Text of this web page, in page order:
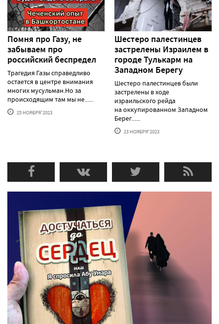
Помня про Газу, не
забываем про
российский беспредел
Трагедия Газы справедливо
остается в центре внимания
многих мусульман.Но за
происходящим там мы не......
25 НОЯБРЯ'2023
Шестеро палестинцев
застрелены Израилем в
городе Тулькарм на
Западном Берегу
Шестеро палестинцев были
застрелены в ходе
израильского рейда
на оккупированном Западном
Берег......
23 НОЯБРЯ'2023